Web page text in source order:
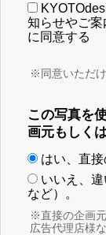
知らせやご案
に同意する
※同意いただ
この写真を
画元もしく
はい、直接
いいえ、
など）。
※直接の企画
広告代理店様